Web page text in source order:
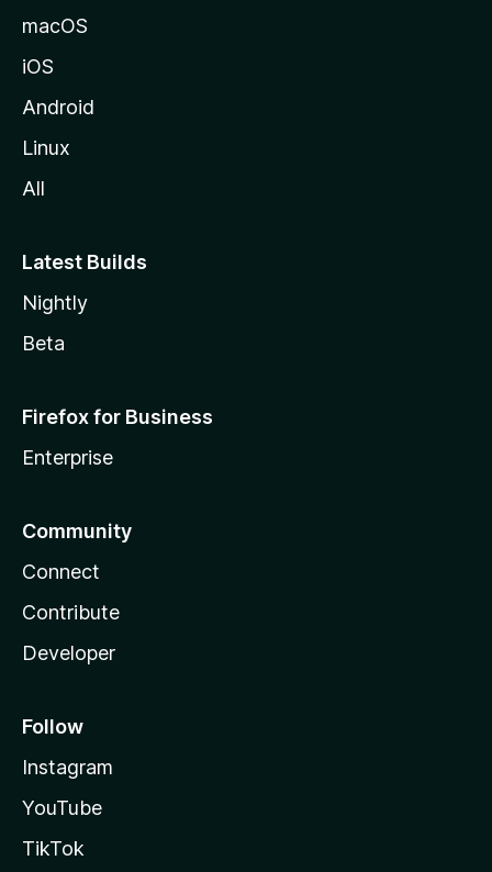
macOS
iOS
Android
Linux
All
Latest Builds
Nightly
Beta
Firefox for Business
Enterprise
Community
Connect
Contribute
Developer
Follow
Instagram
YouTube
TikTok